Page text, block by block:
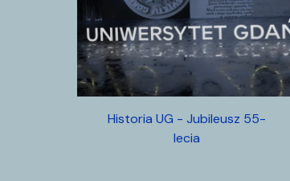
Historia UG - Jubileusz 55-
lecia